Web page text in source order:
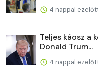
4 nappal
Teljes káosz a
Donald Trum...
4 nappal